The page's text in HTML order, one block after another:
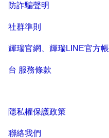
防詐騙聲明
社群準則
輝瑞官網、輝瑞LINE官方
台 服務條款
隱私權保護政策
聯絡我們